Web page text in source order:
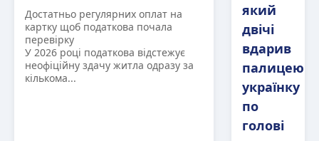
Достатньо регулярних оплат на
картку щоб податкова почала
перевірку
У 2026 році податкова відстежує
неофіційну здачу житла одразу за
кількома...
який
двічі
вдарив
палицею
українку
по
голові